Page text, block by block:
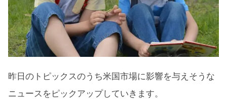
昨日のトピックスのうち米国市場に影響を与えそうな
ニュースをピックアップしていきます。